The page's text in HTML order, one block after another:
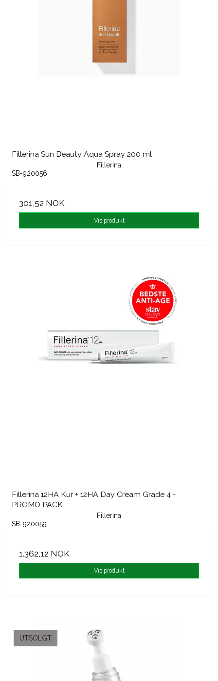
Fillerina Sun Beauty Aqua Spray 200 ml
Fillerina
SB-920056
301,52 NOK
Vis produkt
Fillerina 12HA Kur + 12HA Day Cream Grade 4 -
PROMO PACK
Fillerina
SB-920059
1.362,12 NOK
Vis produkt
UTSOLGT